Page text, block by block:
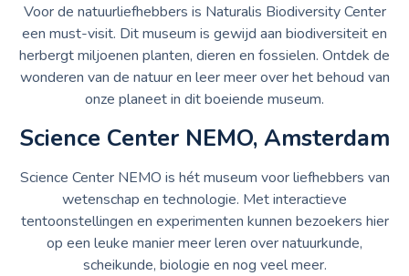
Voor de natuurliefhebbers is Naturalis Biodiversity Center
een must-visit. Dit museum is gewijd aan biodiversiteit en
herbergt miljoenen planten, dieren en fossielen. Ontdek de
wonderen van de natuur en leer meer over het behoud van
onze planeet in dit boeiende museum.
Science Center NEMO, Amsterdam
Science Center NEMO is hét museum voor liefhebbers van
wetenschap en technologie. Met interactieve
tentoonstellingen en experimenten kunnen bezoekers hier
op een leuke manier meer leren over natuurkunde,
scheikunde, biologie en nog veel meer.